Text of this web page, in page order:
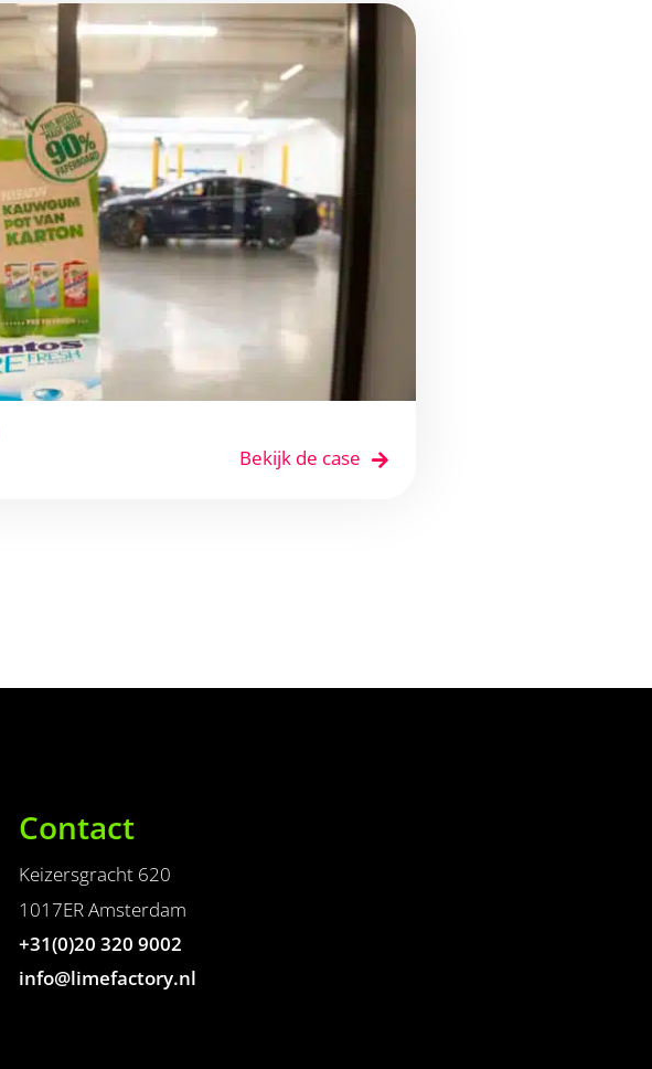
Bekijk de case
Contact
Keizersgracht 620
1017ER Amsterdam
+31(0)20 320 9002
info@limefactory.nl